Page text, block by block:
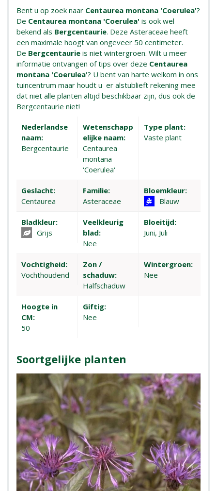
Bent u op zoek naar Centaurea montana 'Coerulea'?
De Centaurea montana 'Coerulea' is ook wel
bekend als Bergcentaurie. Deze Asteraceae heeft
een maximale hoogt van ongeveer 50 centimeter.
De Bergcentaurie is niet wintergroen. Wilt u meer
informatie ontvangen of tips over deze Centaurea
montana 'Coerulea'? U bent van harte welkom in ons
tuincentrum maar houdt u er alstublieft rekening mee
dat niet alle planten altijd beschikbaar zijn, dus ook de
Bergcentaurie niet!
Nederlandse
naam:
Bergcentaurie
Wetenschapp
elijke naam:
Centaurea
montana
'Coerulea'
Type plant:
Vaste plant
Geslacht:
Centaurea
Familie:
Asteraceae
Bloemkleur:
Blauw
Bladkleur:
Grijs
Veelkleurig
blad:
Nee
Bloeitijd:
Juni, Juli
Vochtigheid:
Vochthoudend
Zon /
schaduw:
Halfschaduw
Wintergroen:
Nee
Hoogte in
CM:
50
Giftig:
Nee
Soortgelijke planten